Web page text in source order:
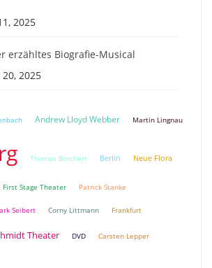
2025
erzähltes Biografie-Musical
2025
Andrew Lloyd Webber Martin Lingnau
Thomas Borchert Berlin Neue Flora
First Stage Theater Patrick Stanke
Seibert Corny Littmann Frankfurt
Theater DVD Carsten Lepper